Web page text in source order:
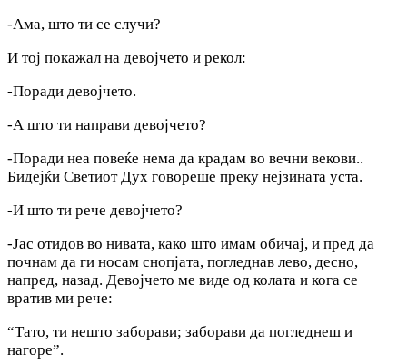
-Ама, што ти се случи?
И тој покажал на девојчето и рекол:
-Поради девојчето.
-А што ти направи девојчето?
-Поради неа повеќе нема да крадам во вечни векови..
Бидејќи Светиот Дух говореше преку нејзината уста.
-И што ти рече девојчето?
-Јас отидов во нивата, како што имам обичај, и пред да
почнам да ги носам снопјата, погледнав лево, десно,
напред, назад. Девојчето ме виде од колата и кога се
вратив ми рече:
“Тато, ти нешто заборави; заборави да погледнеш и
нагоре”.